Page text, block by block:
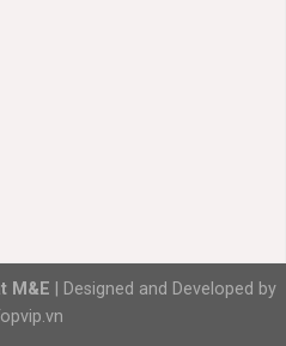
M&E | Designed and Developed by